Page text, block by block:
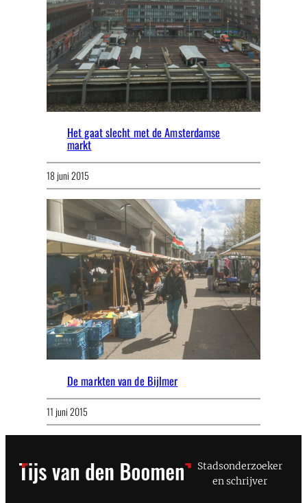
Het gaat slecht met de Amsterdamse
markt
18 juni 2015
De markten van de Bijlmer
11 juni 2015
Stadsonderzoeker
en schrijver